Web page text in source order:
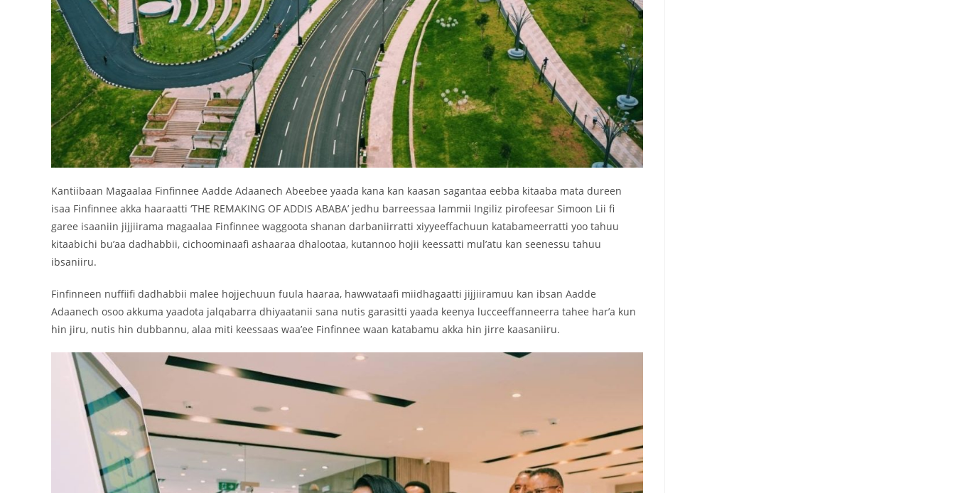
Kantiibaan Magaalaa Finfinnee Aadde Adaanech Abeebee yaada kana kan kaasan sagantaa eebba kitaaba mata dureen
isaa Finfinnee akka haaraatti ‘THE REMAKING OF ADDIS ABABA’ jedhu barreessaa lammii Ingiliz pirofeesar Simoon Lii fi
garee isaaniin jijjiirama magaalaa Finfinnee waggoota shanan darbaniirratti xiyyeeffachuun katabameerratti yoo tahuu
kitaabichi bu’aa dadhabbii, cichoominaafi ashaaraa dhalootaa, kutannoo hojii keessatti mul’atu kan seenessu tahuu
ibsaniiru.
Finfinneen nuffiifi dadhabbii malee hojjechuun fuula haaraa, hawwataafi miidhagaatti jijjiiramuu kan ibsan Aadde
Adaanech osoo akkuma yaadota jalqabarra dhiyaatanii sana nutis garasitti yaada keenya lucceeffanneerra tahee har’a kun
hin jiru, nutis hin dubbannu, alaa miti keessaas waa’ee Finfinnee waan katabamu akka hin jirre kaasaniiru.